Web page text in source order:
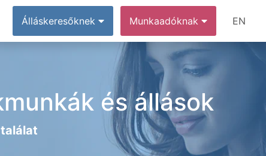
Álláskeresőknek Munkaadóknak EN
és állások